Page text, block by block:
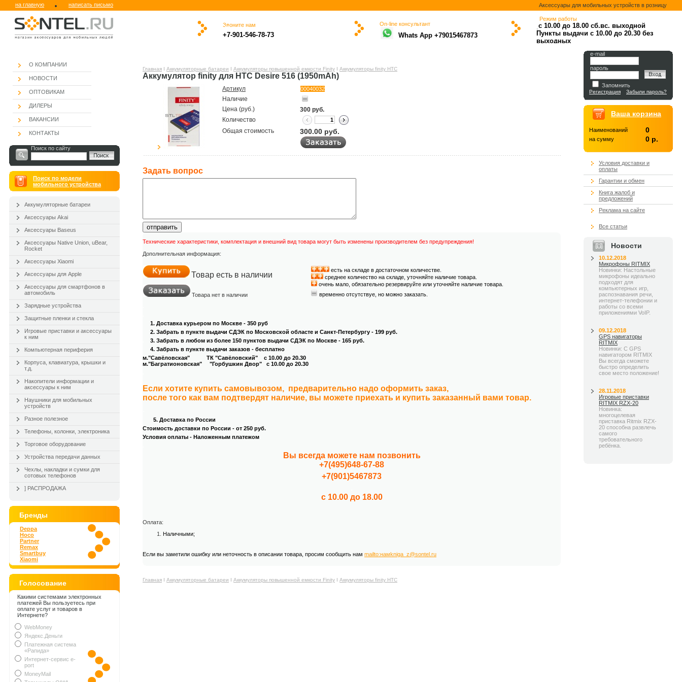
Аксессуары для мобильных устройств в розницу
на главную написать письмо
Звоните нам
..ю
..
.+7-901-546-78-73
.
On-line консультант
Whats App +79015467873
Режим работы
с 10.00 до 18.00 сб.вс. выходной
....Пункты выдачи с 10.00 до 20.30 без
выходных
.
О КОМПАНИИ
НОВОСТИ
ОПТОВИКАМ
ДИЛЕРЫ
ВАКАНСИИ
КОНТАКТЫ
Поиск по сайту
Поиск по модели
мобильного устройства
Аккумуляторные батареи
Аксессуары Akai
Аксессуары Baseus
Аксессуары Native Union, uBear,
Rocket
Аксессуары Xiaomi
Аксессуары для Apple
Аксессуары для смартфонов в
автомобиль
Зарядные устройства
Защитные пленки и стекла
Игровые приставки и аксессуары
к ним
Компьютерная периферия
Корпуса, клавиатура, крышки и
т.д.
Накопители информации и
аксессуары к ним
Наушники для мобильных
устройств
Разное полезное
Телефоны, колонки, электроника
Торговое оборудование
Устройства передачи данных
Чехлы, накладки и сумки для
сотовых телефонов
] РАСПРОДАЖА
Бренды
Deppa
Hoco
Partner
Remax
Smartbuy
Xiaomi
Голосование
Какими системами электронных
платежей Вы пользуетесь при
оплате услуг и товаров в
Интернете?
WebMoney
Яндекс.Деньги
Платежная система
«Рапида»
Интернет-сервис e-
port
MoneyMail
Главная Ι Аккумуляторные батареи Ι Аккумуляторы повышенной емкости Finity Ι Аккумуляторы finity HTC
Аккумулятор finity для HTC Desire 516 (1950mAh)
Артикул 00040032
Наличие
Цена (руб.)
300 руб.
Количество
Общая стоимость
300.00 руб.
Задать вопроc
отправить
Технические характеристики, комплектация и внешний вид товара могут быть изменены производителем без предупреждения!
Дополнительная информация:
Товар есть в наличии
есть на складе в достаточном количестве.
среднее количество на складе, уточняйте наличие товара.
очень мало, обязательно резервируйте или уточняйте наличие товара.
временно отсутствуе, но можно заказать.
Товара нет в наличии
1. Доставка курьером по Москве - 350 руб
2. Забрать в пункте выдачи СДЭК по Московской областе и Санкт-Петербургу - 199 руб.
3. Забрать в любом из более 150 пунктов выдачи СДЭК по Москве - 165 руб.
4. Забрать в пункте выдачи заказов - бесплатно
м."Савёловская" ТК "Савёловский" с 10.00 до 20.30
м."Багратионовская" "Горбушкин Двор" с 10.00 до 20.30
Если хотите купить самовывозом, предварительно надо оформить заказ,
после того как вам подтвердят наличие, вы можете приехать и купить заказанный вами товар.
5. Доставка по России
Стоимость доставки по России - от 250 руб.
Условия оплаты - Наложенным платежом
Вы всегда можете нам позвонить
+7(495)648-67-88
+7(901)5467873
с 10.00 до 18.00
Оплата:
Наличными;
Если вы заметили ошибку или неточность в описании товара, просим сообщить нам mailto:намkniga_z@sontel.ru
Главная Ι Аккумуляторные батареи Ι Аккумуляторы повышенной емкости Finity Ι Аккумуляторы finity HTC
e-mail
пароль
Запомнить
Регистрация Забыли пароль?
Ваша корзина
Наименований 0
на сумму 0 р.
Условия доставки и
оплаты
Гарантии и обмен
Книга жалоб и
предложений
Реклама на сайте
Все статьи
Новости
10.12.2018
Микрофоны RITMIX
Новинки: Настольные
микрофоны идеально
подходят для
компьютерных игр,
распознавания речи,
интернет-телефонии и
работы со всеми
приложениями VoIP.
09.12.2018
GPS навигаторы
RITMIX
Новинки: С GPS
навигатором RITMIX
Вы всегда сможете
быстро определить
свое место положение!
28.11.2018
Игровые приставки
RITMIX RZX-20
Новинка:
многоцелевая
приставка Ritmix RZX-
20 способна развлечь
самого
требовательного
ребёнка.